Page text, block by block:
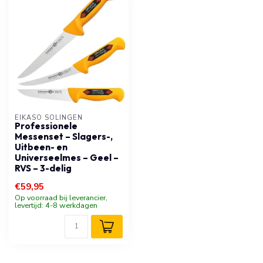
EIKASO SOLINGEN
Professionele
Messenset – Slagers-,
Uitbeen- en
Universeelmes – Geel –
RVS – 3-delig
€59,95
Op voorraad bij leverancier,
levertijd: 4-8 werkdagen